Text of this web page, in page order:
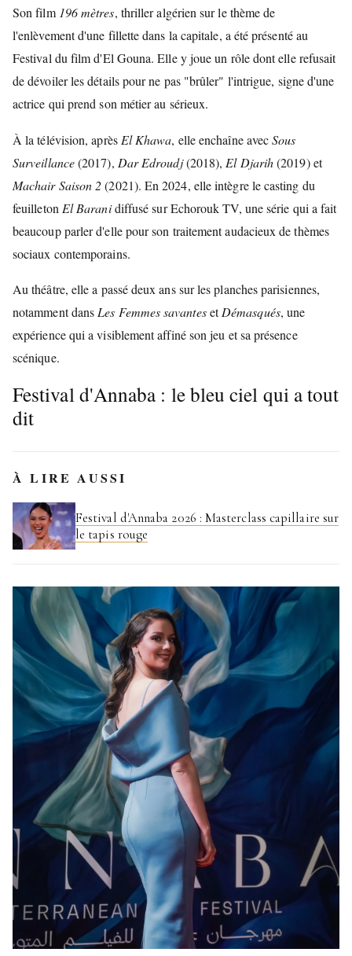
Son film 196 mètres, thriller algérien sur le thème de
l'enlèvement d'une fillette dans la capitale, a été présenté au
Festival du film d'El Gouna. Elle y joue un rôle dont elle refusait
de dévoiler les détails pour ne pas "brûler" l'intrigue, signe d'une
actrice qui prend son métier au sérieux.
À la télévision, après El Khawa, elle enchaîne avecSous
Surveillance(2017), Dar Edroudj(2018), El Djarih(2019) et
Machair Saison 2(2021). En 2024, elle intègre le casting du
feuilleton El Baranidiffusé sur Echorouk TV, une série qui a fait
beaucoup parler d'elle pour son traitement audacieux de thèmes
sociaux contemporains.
Au théâtre, elle a passé deux ans sur les planches parisiennes,
notamment dansLes Femmes savantesetDémasqués, une
expérience qui a visiblement affiné son jeu et sa présence
scénique.
Festival d'Annaba : le bleu ciel qui a tout
dit
À LIRE AUSSI
Festival d'Annaba 2026 : Masterclass capillaire sur
le tapis rouge